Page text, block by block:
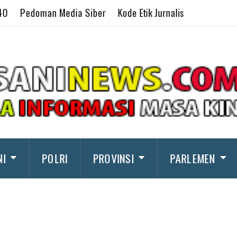
Pedoman Media Siber Kode Etik Jurnalis
POLRI PROVINSI PARLEMEN